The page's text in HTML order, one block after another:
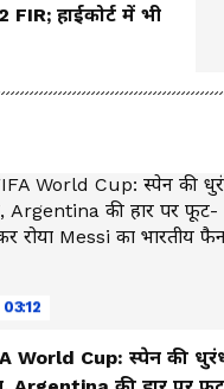
FIR; हाईकोर्ट में भी
03:12
World Cup: स्पेन की